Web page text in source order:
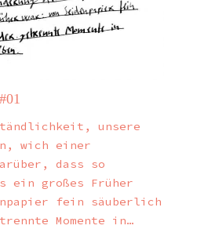
unsere
wich einer
dass so
großes Früher
fein säuberlich
Momente in…